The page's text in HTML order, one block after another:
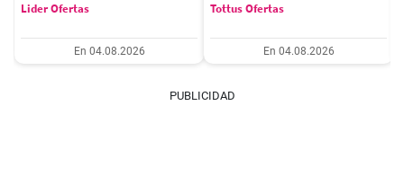
Lider Ofertas
En 04.08.2026
Tottus Ofertas
En 04.08.2026
PUBLICIDAD